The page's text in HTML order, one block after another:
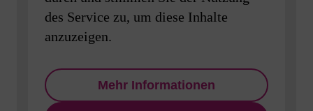
des Service zu, um diese Inhalte
anzuzeigen.
Mehr Informationen